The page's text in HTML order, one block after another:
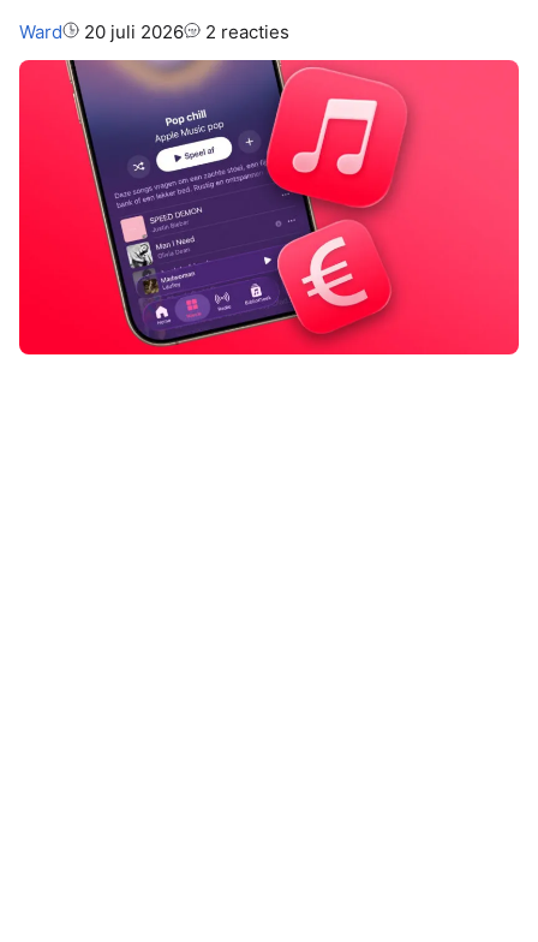
Auteur:
Ward 20 juli 2026 2 reacties